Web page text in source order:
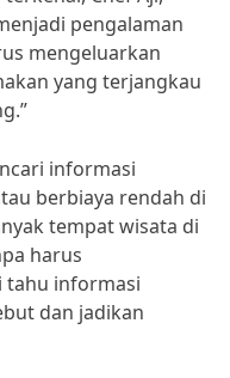
pengalaman
mengeluarkan
yang terjangkau
informasi
berbiaya rendah di
tempat wisata di
harus
tahu informasi
dan jadikan